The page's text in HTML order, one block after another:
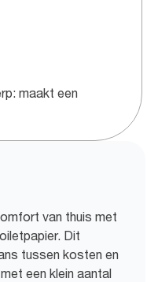
maakt een
van thuis met
Dit
tussen kosten en
een klein aantal